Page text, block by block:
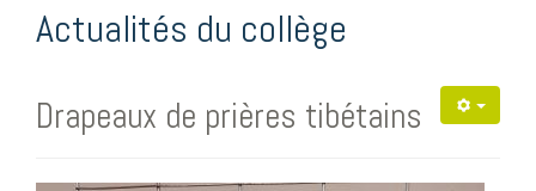
Actualités du collège
Drapeaux de prières tibétains